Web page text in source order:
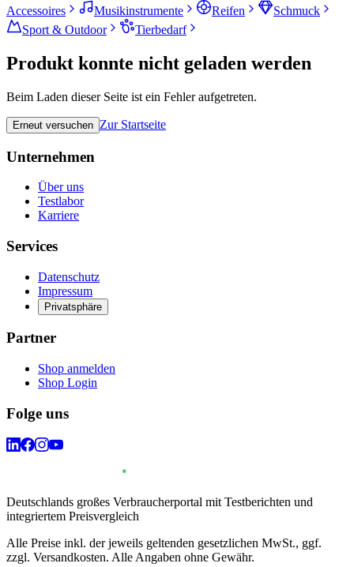
Accessoires
Musikinstrumente Reifen
Schmuck
Sport & Outdoor
Tierbedarf
Produkt konnte nicht geladen werden
Beim Laden dieser Seite ist ein Fehler aufgetreten.
Erneut versuchen Zur Startseite
Unternehmen
Über uns
Testlabor
Karriere
Services
Datenschutz
Impressum
Privatsphäre
Partner
Shop anmelden
Shop Login
Folge uns
Deutschlands großes Verbraucherportal mit Testberichten und
integriertem Preisvergleich
Alle Preise inkl. der jeweils geltenden gesetzlichen MwSt., ggf.
zzgl. Versandkosten. Alle Angaben ohne Gewähr.